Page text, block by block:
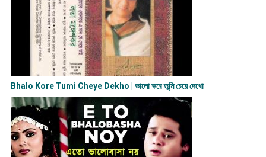
Bhalo Kore Tumi Cheye Dekho | ভালো করে তুমি চেয়ে দেখো